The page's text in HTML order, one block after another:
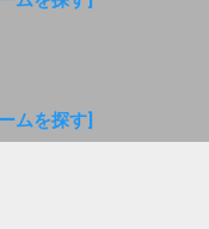
ムを探す]